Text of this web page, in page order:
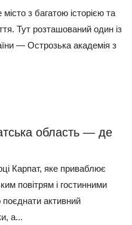
з багатою історією та
Тут розташований один із
— Острозька академія з
область — де
Карпат, яке приваблює
повітрям і гостинними
активний
а...